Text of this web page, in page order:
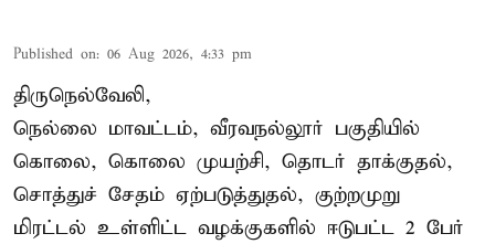
Published on: 06 Aug 2026, 4:33 pm
திருநெல்வேலி,
நெல்லை மாவட்டம், வீரவநல்லூர் பகுதியில்
கொலை, கொலை முயற்சி, தொடர் தாக்குதல்,
சொத்துச் சேதம் ஏற்படுத்துதல், குற்றமுறு
மிரட்டல் உள்ளிட்ட வழக்குகளில் ஈடுபட்ட 2 பேர்